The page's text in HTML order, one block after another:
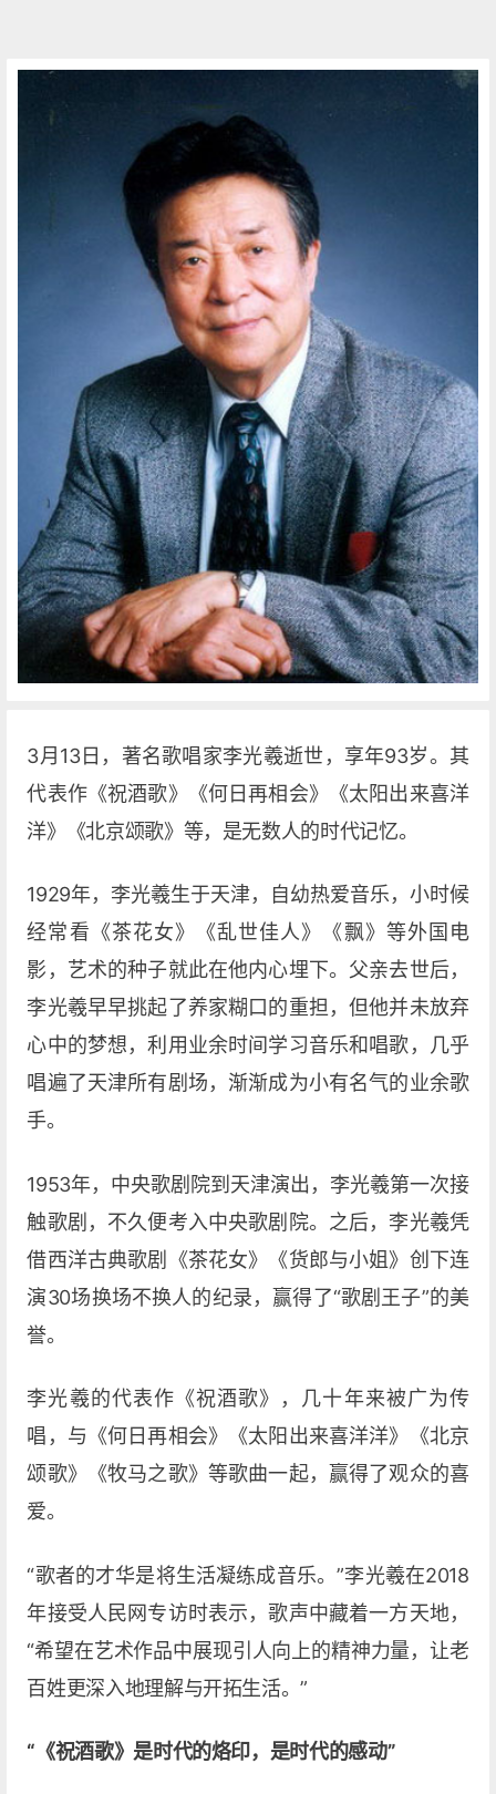
3月13日，著名歌唱家李光羲逝世，享年93岁。其
代表作《祝酒歌》《何日再相会》《太阳出来喜洋
洋》《北京颂歌》等，是无数人的时代记忆。
1929年，李光羲生于天津，自幼热爱音乐，小时候
经常看《茶花女》《乱世佳人》《飘》等外国电
影，艺术的种子就此在他内心埋下。父亲去世后，
李光羲早早挑起了养家糊口的重担，但他并未放弃
心中的梦想，利用业余时间学习音乐和唱歌，几乎
唱遍了天津所有剧场，渐渐成为小有名气的业余歌
手。
1953年，中央歌剧院到天津演出，李光羲第一次接
触歌剧，不久便考入中央歌剧院。之后，李光羲凭
借西洋古典歌剧《茶花女》《货郎与小姐》创下连
演30场换场不换人的纪录，赢得了“歌剧王子”的美
誉。
李光羲的代表作《祝酒歌》，几十年来被广为传
唱，与《何日再相会》《太阳出来喜洋洋》《北京
颂歌》《牧马之歌》等歌曲一起，赢得了观众的喜
爱。
“歌者的才华是将生活凝练成音乐。”李光羲在2018
年接受人民网专访时表示，歌声中藏着一方天地，
“希望在艺术作品中展现引人向上的精神力量，让老
百姓更深入地理解与开拓生活。”
“《祝酒歌》是时代的烙印，是时代的感动”